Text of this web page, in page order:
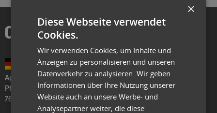
Aptean Germany GmbH
Pforzheimer Str. 128
76275 Ettlingen
×
Diese Webseite verwendet
Cookies.
Wir verwenden Cookies, um Inhalte und
Anzeigen zu personalisieren und unseren
Datenverkehr zu analysieren. Wir geben
Informationen über Ihre Nutzung unserer
Website auch an unsere Werbe- und
Analysepartner weiter, die diese